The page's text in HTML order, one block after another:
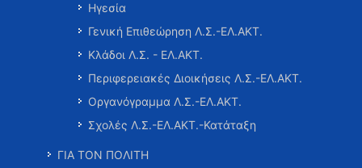
Ηγεσία
Γενική Επιθεώρηση Λ.Σ.-ΕΛ.ΑΚΤ.
Κλάδοι Λ.Σ. - ΕΛ.ΑΚΤ.
Περιφερειακές Διοικήσεις Λ.Σ.-ΕΛ.ΑΚΤ.
Οργανόγραμμα Λ.Σ.-ΕΛ.ΑΚΤ.
Σχολές Λ.Σ.-ΕΛ.ΑΚΤ.-Κατάταξη
ΓΙΑ ΤΟΝ ΠΟΛΙΤΗ